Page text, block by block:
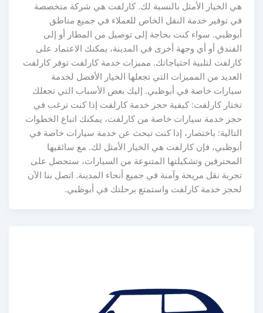
هي الخيار الأمثل بالنسبة لك. كارلفت هي شركة متخصصة
في توفير خدمة النقل الخاص للعملاء في جميع مناطق
أبوظبي. سواء كنت بحاجة إلى توصيل من المطار أو إلى
الفندق أو أي وجهة أخرى في المدينة، يمكنك الاعتماد على
كارلفت لتلبية احتياجاتك. مميزات خدمة كارلفت توفر كارلفت
العديد من المميزات التي تجعلها الخيار الأفضل لخدمة
سيارات خاصة في أبوظبي. إليك بعض الأسباب التي تجعلك
تختار كارلفت: كيفية حجز خدمة كارلفت إذا كنت ترغب في
حجز خدمة سيارات خاصة من كارلفت، يمكنك اتباع الخطوات
التالية: باختصار، إذا كنت تبحث عن خدمة سيارات خاصة في
أبوظبي، فإن كارلفت هي الخيار الأمثل لك. مع سائقيها
المحترفين وتشكيلتها المتنوعة من السيارات، ستحصل على
تجربة نقل مريحة وآمنة في جميع أنحاء المدينة. اتصل بنا الآن
لحجز خدمة كارلفت واستمتع برحلتك في أبوظبي.